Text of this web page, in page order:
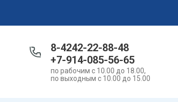
8-4242-22-88-48
+7-914-085-56-65
по рабочим с 10.00 до 18.00,
по выходным с 10.00 до 15.00